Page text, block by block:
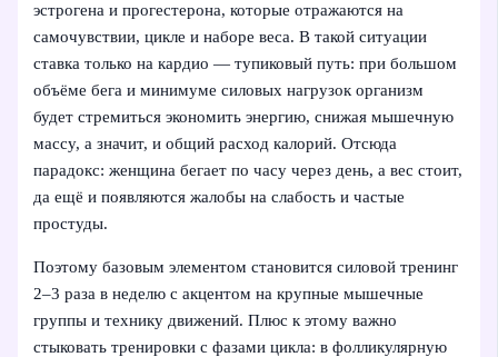
эстрогена и прогестерона, которые отражаются на
самочувствии, цикле и наборе веса. В такой ситуации
ставка только на кардио — тупиковый путь: при большом
объёме бега и минимуме силовых нагрузок организм
будет стремиться экономить энергию, снижая мышечную
массу, а значит, и общий расход калорий. Отсюда
парадокс: женщина бегает по часу через день, а вес стоит,
да ещё и появляются жалобы на слабость и частые
простуды.
Поэтому базовым элементом становится силовой тренинг
2–3 раза в неделю с акцентом на крупные мышечные
группы и технику движений. Плюс к этому важно
стыковать тренировки с фазами цикла: в фолликулярную